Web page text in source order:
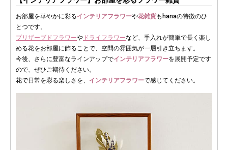
お部屋を華やかに彩るインテリアフラワーや花雑貨もhanaの特徴のひ
とつです。
プリザーブドフラワーや ドライフラワーなど、手入れが簡単で長く楽し
める花をお部屋に飾ることで、空間の雰囲気が一層引き立ちます。
今後、さらに豊富なラインアップでインテリアフラワーを展開予定です
ので、ぜひご期待ください。
花で日常を彩る楽しさを、 インテリアフラワーで感じてください。